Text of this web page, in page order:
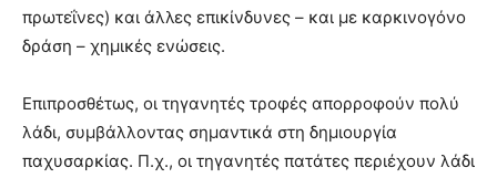
πρωτεΐνες) και άλλες επικίνδυνες – και με καρκινογόνο
δράση – χημικές ενώσεις.
Επιπροσθέτως, οι τηγανητές τροφές απορροφούν πολύ
λάδι, συμβάλλοντας σημαντικά στη δημιουργία
παχυσαρκίας. Π.χ., οι τηγανητές πατάτες περιέχουν λάδι